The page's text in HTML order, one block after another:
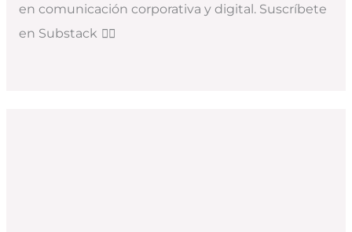
en comunicación corporativa y digital. Suscríbete
en Substack 👇🏻